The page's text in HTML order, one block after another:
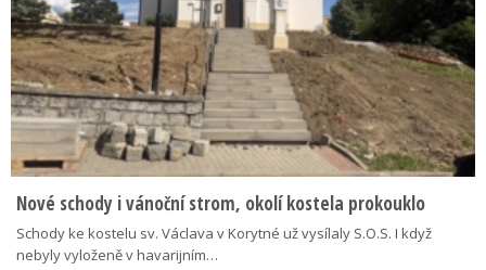
Nové schody i vánoční strom, okolí kostela prokouklo
Schody ke kostelu sv. Václava v Korytné už vysílaly S.O.S. I když
nebyly vyloženě v havarijním…